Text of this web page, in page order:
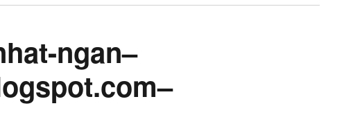
ngan–